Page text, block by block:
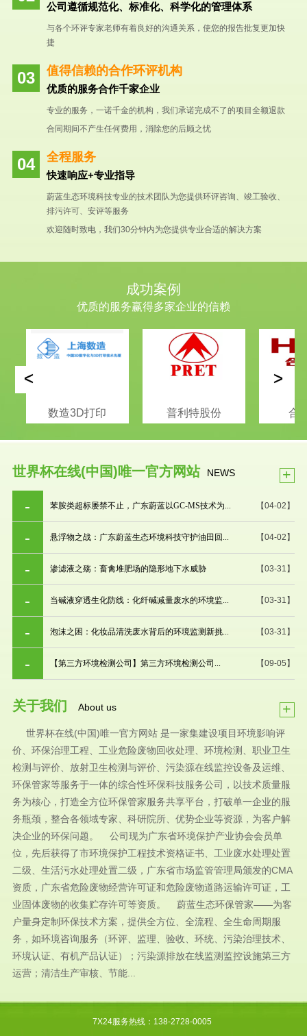
公司遵循规范化、标准化、科学化的管理体系
与各个环评专家老师有着良好的沟通关系，使您的报告批复更加快
捷
值得信赖的合作环评机构
优质的服务合作千家企业
专业的服务，一诺千金的机构，我们承诺完成不了的项目全额退款
合同期间不产生任何费用，消除您的后顾之忧
全程服务
快速响应+专业指导
蔚蓝生态环境科技专业的技术团队为您提供环评咨询、竣工验收、
排污许可、安评等服务
欢迎随时致电，我们30分钟内为您提供专业合适的解决方案
成功案例
优质的服务赢得多家企业的信赖
数造3D打印 普利特股份 合
< >
世界杯在线(中国)唯一官方网站 NEWS +
【04-02】
苯胺类超标屡禁不止，广东蔚蓝以GC-MS技术为...
【04-02】
悬浮物之战：广东蔚蓝生态环境科技守护油田回...
【03-31】
渗滤液之殇：畜禽堆肥场的隐形地下水威胁
【03-31】
当碱液穿透生化防线：化纤碱减量废水的环境监...
【03-31】
泡沫之困：化妆品清洗废水背后的环境监测新挑...
【09-05】
【第三方环境检测公司】第三方环境检测公司...
关于我们 About us +
世界杯在线(中国)唯一官方网站 是一家集建设项目环境影响评
价、环保治理工程、工业危险废物回收处理、环境检测、职业卫生
检测与评价、放射卫生检测与评价、污染源在线监控设备及运维、
环保管家等服务于一体的综合性环保科技服务公司，以技术质量服
务为核心，打造全方位环保管家服务共享平台，打破单一企业的服
务瓶颈，整合各领域专家、科研院所、优势企业等资源，为客户解
决企业的环保问题。 公司现为广东省环境保护产业协会会员单
位，先后获得了市环境保护工程技术资格证书、工业废水处理处置
二级、生活污水处理处置二级，广东省市场监管管理局颁发的CMA
资质，广东省危险废物经营许可证和危险废物道路运输许可证，工
业固体废物的收集贮存许可等资质。 蔚蓝生态环保管家——为客
户量身定制环保技术方案，提供全方位、全流程、全生命周期服
务，如环境咨询服务（环评、监理、验收、环统、污染治理技术、
环境认证、有机产品认证）；污染源排放在线监测监控设施第三方
运营；清洁生产审核、节能...
7X24服务热线：138-2728-0005